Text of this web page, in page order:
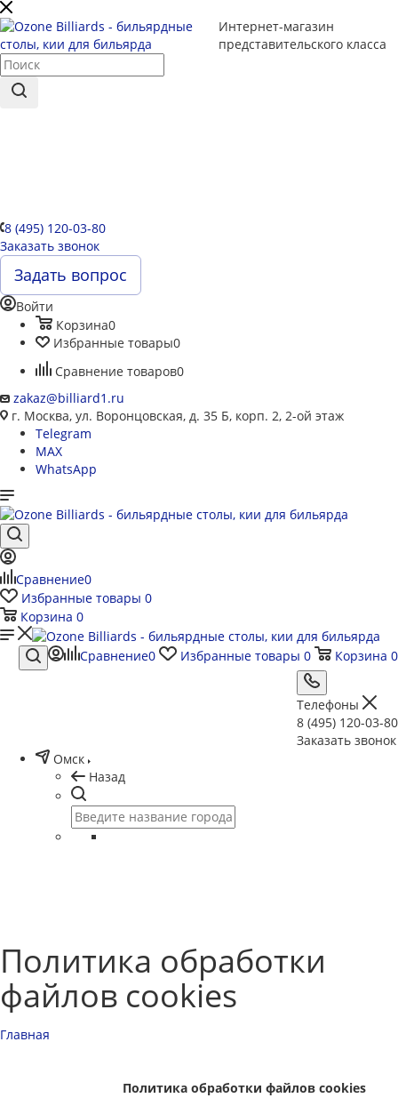
Интернет-магазин
представительского класса
8 (495) 120-03-80
Заказать звонок
Задать вопрос
Войти
Корзина0
Избранные товары0
Сравнение товаров0
zakaz@billiard1.ru
г. Москва, ул. Воронцовская, д. 35 Б, корп. 2, 2-ой этаж
Telegram
MAX
WhatsApp
Сравнение0
Избранные товары 0
Корзина 0
Сравнение0 Избранные товары 0 Корзина 0
Телефоны
8 (495) 120-03-80
Заказать звонок
Омск
Назад
Политика обработки
файлов cookies
Главная
Политика обработки файлов cookies